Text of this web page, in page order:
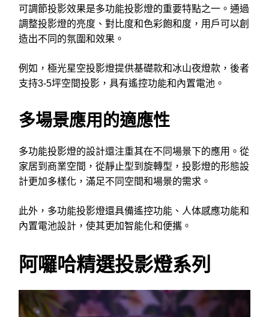
可調節投影效果是多功能投影燈的重要特點之一。通過
調整投影燈的亮度、對比度和色彩飽和度，用戶可以創
造出不同的氛圍和效果。
例如，極光星空投影燈提供基礎款和冰山夜燈款，後者
支持3-5坪空間投影，具有遙控功能和內置電池。
多場景應用的適應性
多功能投影燈的設計還注重其在不同場景下的應用。從
家居到商業空間，從靜止型到旋轉型，投影燈的形態設
計更加多樣化，滿足不同空間和場景的需求。
此外，多功能投影燈還具備遙控功能、人体感應功能和
內置電池設計，使其更加智能化和便攜。
阿囉哈精選投影燈系列